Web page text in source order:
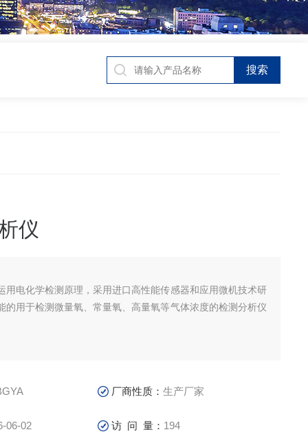
仪
用电化学检测原理，采用进口高性能传感器和应用微机技术研
的用于检测微量氧、常量氧、高量氧等气体浓度的检测分析仪
厂商性质：生产厂家
06-02 访 问 量： 194